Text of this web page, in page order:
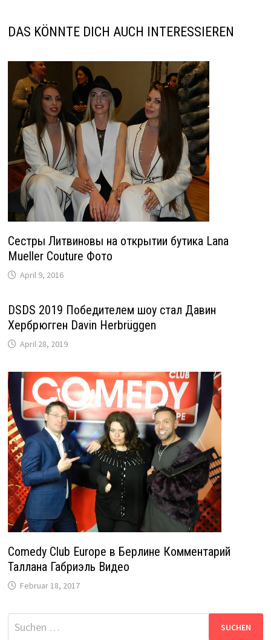
DAS KÖNNTE DICH AUCH INTERESSIEREN
Сестры Литвиновы на открытии бутика Lana
Mueller Couture Фото
April 9, 2016
DSDS 2019 Победителем шоу стал Давин
Хербрюгген Davin Herbrüggen
April 28, 2019
Comedy Club Europe в Берлине Комментарий
Таллана Габриэль Видео
Februar 18, 2017
Suche